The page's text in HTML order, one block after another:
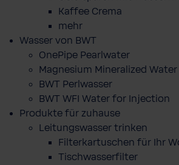
Kaffee Crema
mehr
Wasser von BWT
OnePipe Pearlwater
Magnesium Mineralized Water
BWT Perlwasser
BWT WFI Water for Injection
Produkte für zuhause
Leitungswasser trinken
Filterkartuschen für Ihr
Tischwasserfilter